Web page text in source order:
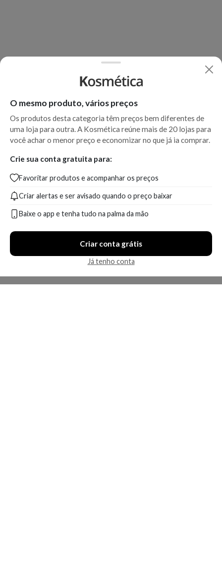
O mesmo produto, vários preços
Os produtos desta categoria têm preços bem diferentes de
uma loja para outra. A Kosmética reúne mais de 20 lojas para
você achar o menor preço e economizar no que já ia comprar.
Crie sua conta gratuita para:
Favoritar produtos e acompanhar os preços
Criar alertas e ser avisado quando o preço baixar
Baixe o app e tenha tudo na palma da mão
Criar conta grátis
Já tenho conta